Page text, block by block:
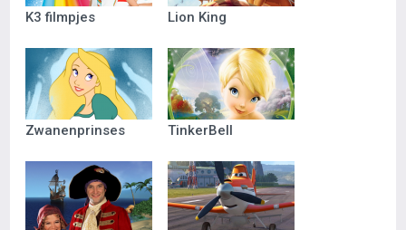
K3 filmpjes Lion King
Zwanenprinses TinkerBell